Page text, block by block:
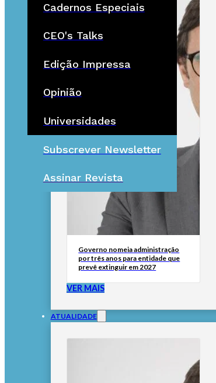
Cadernos Especiais
CEO's Talks
Edição Impressa
Opinião
Universidades
Subscrever Newsletter
Assinar Revista
Governo nomeia administração
por três anos para entidade que
prevê extinguir em 2027
VER MAIS
ATUALIDADE